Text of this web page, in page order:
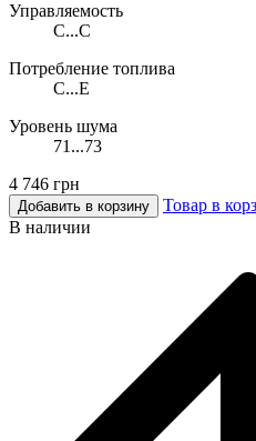
Управляемость
C...C
Потребление топлива
C...E
Уровень шума
71...73
4 746 грн
Добавить в корзину Товар в
В наличии